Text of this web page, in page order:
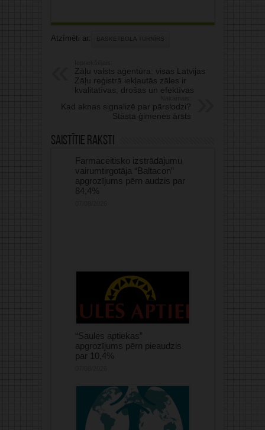
Atzīmēti ar: BASKETBOLA TURNĪRS
Zāļu valsts aģentūra: visas Latvijas
Zāļu reģistrā iekļautās zāles ir
kvalitatīvas, drošas un efektīvas
Kad aknas signalizē par pārslodzi?
Stāsta ģimenes ārsts
Saistītie raksti
Farmaceitisko izstrādājumu
vairumtirgotāja “Baltacon”
apgrozījums pērn audzis par
84,4%
“Saules aptiekas”
apgrozījums pērn pieaudzis
par 10,4%